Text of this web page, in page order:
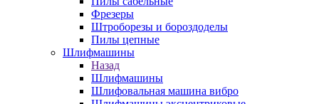
Фрезеры
Штроборезы и бороздоделы
Пилы цепные
Шлифмашины
Назад
Шлифмашины
Шлифовальная машина вибро